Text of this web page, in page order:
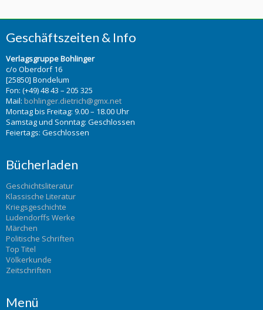
Geschäftszeiten & Info
Verlagsgruppe Bohlinger
c/o Oberdorf 16
[25850] Bondelum
Fon: (+49) 48 43 – 205 325
Mail: bohlinger.dietrich@gmx.net
Montag bis Freitag: 9.00 – 18.00 Uhr
Samstag und Sonntag: Geschlossen
Feiertags: Geschlossen
Bücherladen
Geschichtsliteratur
Klassische Literatur
Kriegsgeschichte
Ludendorffs Werke
Märchen
Politische Schriften
Top Titel
Völkerkunde
Zeitschriften
Menü